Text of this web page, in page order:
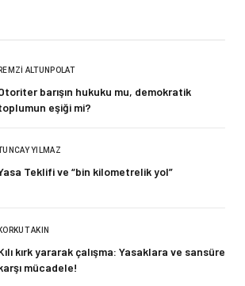
REMZI ALTUNPOLAT
barışın hukuku mu, demokratik
eşiği mi?
YILMAZ
Teklifi ve “bin kilometrelik yol”
KORKUT AKIN
kırk yararak çalışma: Yasaklara ve sansüre
mücadele!